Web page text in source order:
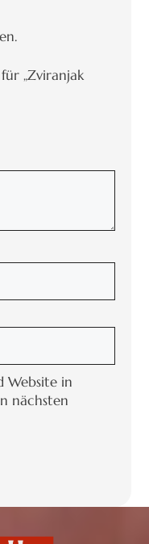
„Zviranjak
Website in
nächsten